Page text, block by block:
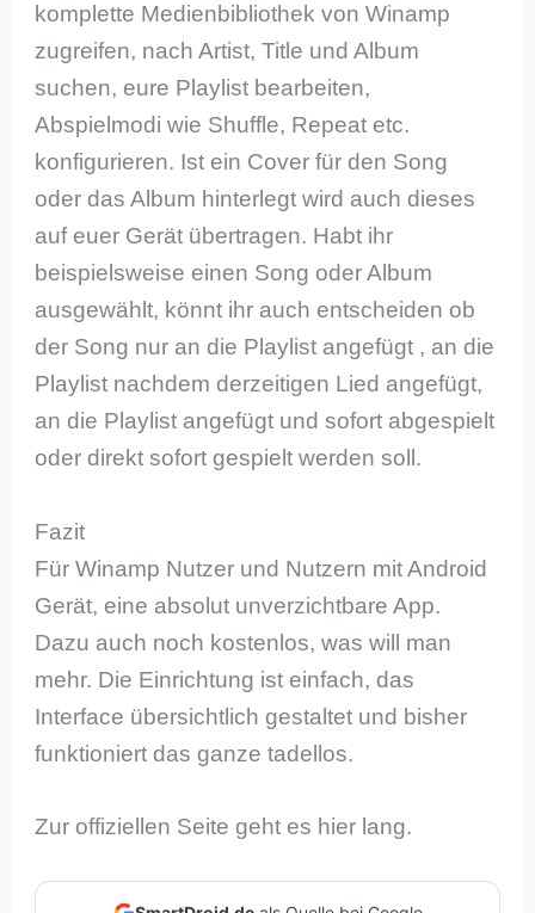
komplette Medienbibliothek von Winamp
zugreifen, nach Artist, Title und Album
suchen, eure Playlist bearbeiten,
Abspielmodi wie Shuffle, Repeat etc.
konfigurieren. Ist ein Cover für den Song
oder das Album hinterlegt wird auch dieses
auf euer Gerät übertragen. Habt ihr
beispielsweise einen Song oder Album
ausgewählt, könnt ihr auch entscheiden ob
der Song nur an die Playlist angefügt , an die
Playlist nachdem derzeitigen Lied angefügt,
an die Playlist angefügt und sofort abgespielt
oder direkt sofort gespielt werden soll.
Fazit
Für Winamp Nutzer und Nutzern mit Android
Gerät, eine absolut unverzichtbare App.
Dazu auch noch kostenlos, was will man
mehr. Die Einrichtung ist einfach, das
Interface übersichtlich gestaltet und bisher
funktioniert das ganze tadellos.
Zur offiziellen Seite geht es hier lang.